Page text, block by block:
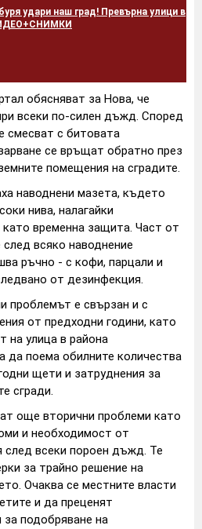
удари наш град! Превърна улици в
обясняват за Нова, че
всеки по-силен дъжд. Според
смесват с битовата
се връщат обратно през
помещения на сградите.
наводнени мазета, където
нива, налагайки
като временна защита. Част от
всяко наводнение
ръчно - с кофи, парцали и
от дезинфекция.
проблемът е свързан и с
от предходни години, като
на улица в района
да поема обилните количества
щети и затруднения за
сгради.
още вторични проблеми като
и необходимост от
след всеки пороен дъжд. Те
за трайно решение на
Очаква се местните власти
и да преценят
подобряване на